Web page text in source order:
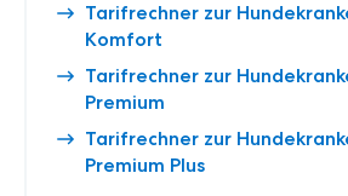
Tarifrechner zur
Komfort
Tarifrechner zur
Premium
Tarifrechner zur
Premium Plus